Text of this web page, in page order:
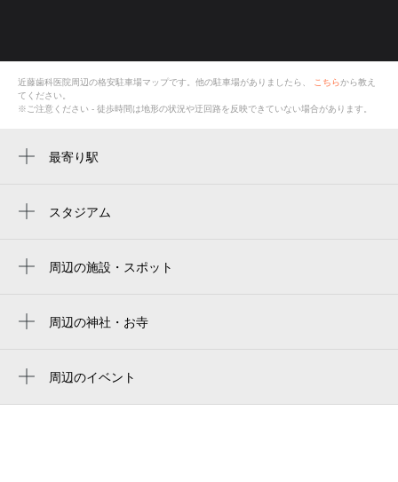
近藤歯科医院周辺の格安駐車場マップです。他の駐車場がありましたら、 こちらから教え
てください。
※ご注意ください - 徒歩時間は地形の状況や迂回路を反映できていない場合があります。
最寄り駅
スタジアム
周辺の施設・スポット
ローソン 静岡手越店
フオートワシズ
周辺の神社・お寺
周辺のイベント